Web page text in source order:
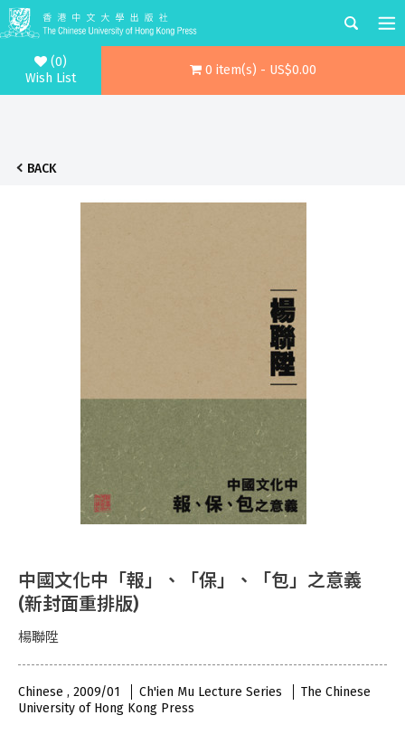
(0)
Wish List
0 item(s) - US$0.00
BACK
中國文化中「報」、「保」、「包」之意義
(新封面重排版)
楊聯陞
Chinese , 2009/01 Ch'ien Mu Lecture Series
The Chinese
University of Hong Kong Press